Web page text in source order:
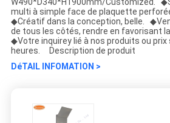
W490*D340*H1900mm/Customized.
multi à simple face de plaquette
◆Créatif dans la conception, belle.
de tous les côtés, rendre en favorisant
◆Votre inquirey lié à nos produits ou prix
heures. Description de produit
DéTAIL INFOMATION >